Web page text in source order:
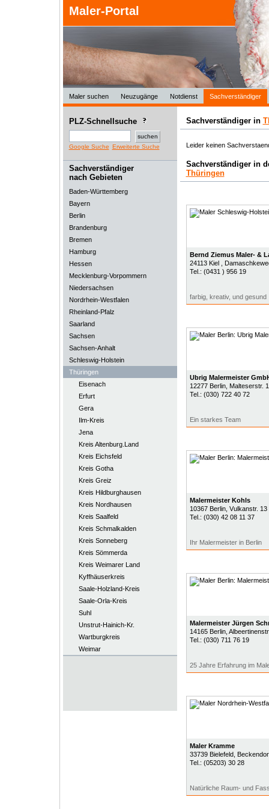
Maler-Portal
Maler suchen Neuzugänge Notdienst Sachverständiger
PLZ-Schnellsuche
Google Suche Erweiterte Suche
Sachverständiger
nach Gebieten
Baden-Württemberg
Bayern
Berlin
Brandenburg
Bremen
Hamburg
Hessen
Mecklenburg-Vorpommern
Niedersachsen
Nordrhein-Westfalen
Rheinland-Pfalz
Saarland
Sachsen
Sachsen-Anhalt
Schleswig-Holstein
Thüringen
Eisenach
Erfurt
Gera
Ilm-Kreis
Jena
Kreis Altenburg.Land
Kreis Eichsfeld
Kreis Gotha
Kreis Greiz
Kreis Hildburghausen
Kreis Nordhausen
Kreis Saalfeld
Kreis Schmalkalden
Kreis Sonneberg
Kreis Sömmerda
Kreis Weimarer Land
Kyffhäuserkreis
Saale-Holzland-Kreis
Saale-Orla-Kreis
Suhl
Unstrut-Hainich-Kr.
Wartburgkreis
Weimar
Sachverständiger in
Leider keinen
Sachverständiger in
Thüringen
Bernd Ziemus Maler- &
24113 Kiel
,
Tel.: (0431 ) 956 19
farbig, kreativ, und gesund
Ubrig Malermeister
12277 Berlin, Malteserstr.
Tel.: (030) 722 40 72
Ein starkes Team
Malermeister Kohls
10367 Berlin, Vulkanstr. 13
Tel.: (030) 42 08 11 37
Ihr Malermeister in Berlin
Malermeister Jürgen
14165 Berlin,
Tel.: (030) 711 76 19
25 Jahre Erfahrung im
Maler Kramme
33739 Bielefeld,
Tel.: (05203) 30 28
Natürliche Raum- und